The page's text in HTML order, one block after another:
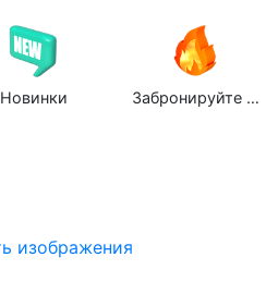
Новинки Забронируйте групповую покупку